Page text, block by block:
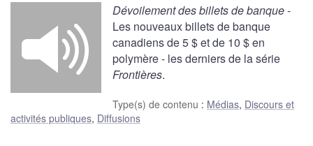
Dévoilement des billets de banque-
Les nouveaux billets de banque
canadiens de 5 $ et de 10 $ en
polymère - les derniers de la série
Frontières.
Type(s) de contenu : Médias, Discours et
activités publiques, Diffusions